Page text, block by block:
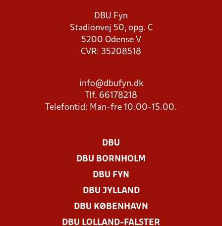
DBU Fyn
Stadionvej 50, opg. C
5200 Odense V
CVR: 35208518
info@dbufyn.dk
Tlf. 66178218
Telefontid: Man-fre 10.00-15.00.
DBU
DBU BORNHOLM
DBU FYN
DBU JYLLAND
DBU KØBENHAVN
DBU LOLLAND-FALSTER